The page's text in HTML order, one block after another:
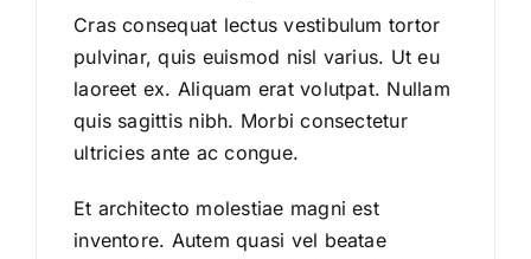
Cras consequat lectus vestibulum tortor
pulvinar, quis euismod nisl varius. Ut eu
laoreet ex. Aliquam erat volutpat. Nullam
quis sagittis nibh. Morbi consectetur
ultricies ante ac congue.
Et architecto molestiae magni est
inventore. Autem quasi vel beatae